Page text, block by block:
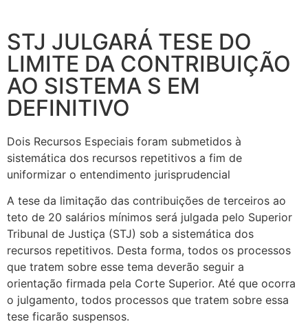
STJ JULGARÁ TESE DO
LIMITE DA CONTRIBUIÇÃO
AO SISTEMA S EM
DEFINITIVO
Dois Recursos Especiais foram submetidos à
sistemática dos recursos repetitivos a fim de
uniformizar o entendimento jurisprudencial
A tese da limitação das contribuições de terceiros ao
teto de 20 salários mínimos será julgada pelo Superior
Tribunal de Justiça (STJ) sob a sistemática dos
recursos repetitivos. Desta forma, todos os processos
que tratem sobre esse tema deverão seguir a
orientação firmada pela Corte Superior. Até que ocorra
o julgamento, todos processos que tratem sobre essa
tese ficarão suspensos.